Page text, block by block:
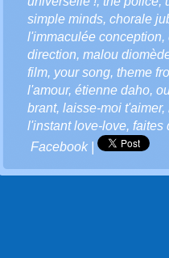
simple minds, chorale
l'immaculée conception,
direction, malou
film, your song, theme
l'amour, étienne daho,
brant, laisse-moi t'aimer,
l'instant love-love, faites
Facebook|